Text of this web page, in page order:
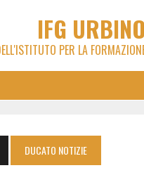
IFG URBINO
PER LA
DUCATO NOTIZIE